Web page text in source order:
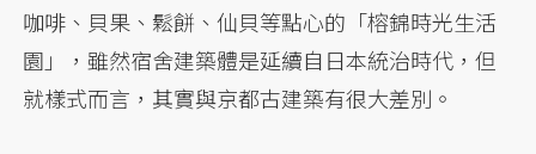
咖啡、貝果、鬆餅、仙貝等點心的「榕錦時光生活
園」，雖然宿舍建築體是延續自日本統治時代，但
就樣式而言，其實與京都古建築有很大差別。